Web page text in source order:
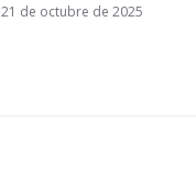
21 de octubre de 2025